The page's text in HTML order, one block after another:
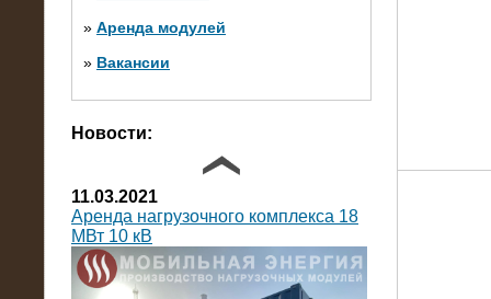
» Аренда модулей
» Вакансии
Новости:
11.03.2021
Аренда нагрузочного комплекса 18
МВт 10 кВ